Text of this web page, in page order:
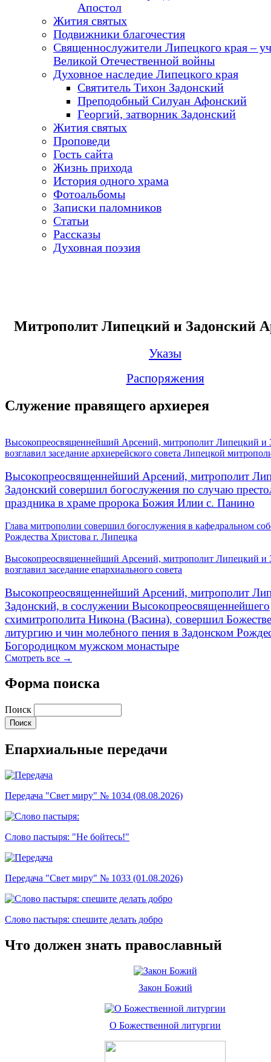
Апостол
Жития святых
Подвижники благочестия
Священнослужители Липецкого края –
Великой Отечественной войны
Духовное наследие Липецкого края
Святитель Тихон Задонский
Преподобный Силуан Афонский
Георгий, затворник Задонский
Жития святых
Проповеди
Гость сайта
Жизнь прихода
История одного храма
Фотоальбомы
Записки паломников
Статьи
Рассказы
Духовная поэзия
Митрополит Липецкий и Задонский
Указы
Распоряжения
Служение правящего архиерея
Высокопреосвященнейший Арсений, митрополит Липецкий и
возглавил заседание архиерейского совета Липецкой
Высокопреосвященнейший Арсений, митрополит
Задонский совершил богослужения по случаю
праздника в храме пророка Божия Илии с. Панино
Глава митрополии совершил богослужения в кафедральном
Рождества Христова г. Липецка
Высокопреосвященнейший Арсений, митрополит Липецкий и
возглавил заседание епархиального совета
Высокопреосвященнейший Арсений, митрополит
Задонский, в сослужении Высокопреосвященнейшего
схимитрополита Никона (Васина), совершил
литургию и чин молебного пения в Задонском
Богородицком мужском монастыре
Смотреть все →
Форма поиска
Поиск
Епархиальные передачи
Передача "Свет миру" № 1034 (08.08.2026)
Слово пастыря: "Не бойтесь!"
Передача "Свет миру" № 1033 (01.08.2026)
Слово пастыря: спешите делать добро
Что должен знать православный
Закон Божий
О Божественной литургии